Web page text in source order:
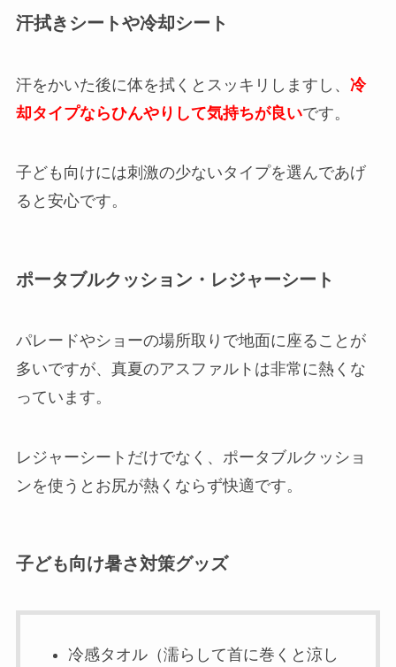
汗拭きシートや冷却シート
汗をかいた後に体を拭くとスッキリしますし、 冷
却タイプならひんやりして気持ちが良いです。
子ども向けには刺激の少ないタイプを選んであげ
ると安心です。
ポータブルクッション・レジャーシート
パレードやショーの場所取りで地面に座ることが
多いですが、真夏のアスファルトは非常に熱くな
っています。
レジャーシートだけでなく、ポータブルクッショ
ンを使うとお尻が熱くならず快適です。
子ども向け暑さ対策グッズ
冷感タオル（濡らして首に巻くと涼し